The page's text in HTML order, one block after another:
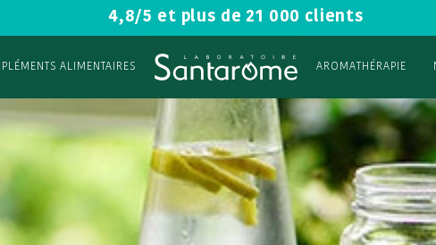
4,8/5 et plus de 21 000 clients
ALIMENTAIRES AROMATHÉRAPIE